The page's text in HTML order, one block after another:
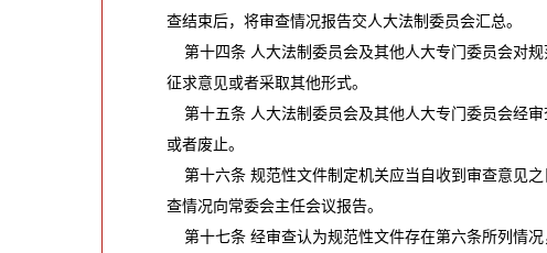
查结束后，将审查情况报告交人大法制委员会汇总。
第十四条 人大法制委员会及其他人大专门委员会对
征求意见或者采取其他形式。
第十五条 人大法制委员会及其他人大专门委员会经
或者废止。
第十六条 规范性文件制定机关应当自收到审查意见
查情况向常委会主任会议报告。
第十七条 经审查认为规范性文件存在第六条所列情